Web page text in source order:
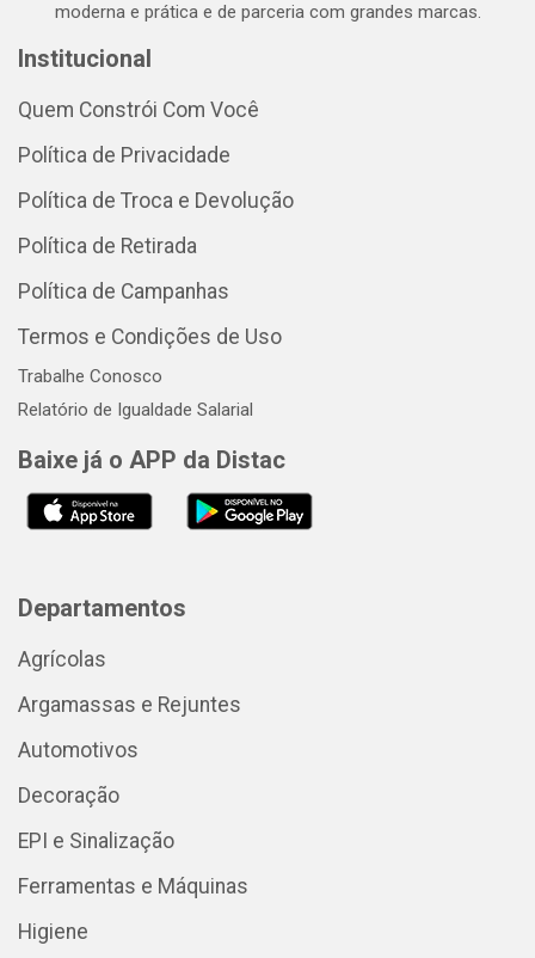
moderna e prática e de parceria com grandes marcas.
Institucional
Quem Constrói Com Você
Política de Privacidade
Política de Troca e Devolução
Política de Retirada
Política de Campanhas
Termos e Condições de Uso
Trabalhe Conosco
Relatório de Igualdade Salarial
Baixe já o APP da Distac
Departamentos
Agrícolas
Argamassas e Rejuntes
Automotivos
Decoração
EPI e Sinalização
Ferramentas e Máquinas
Higiene